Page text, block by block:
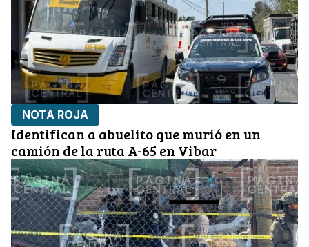
NOTA ROJA
Identifican a abuelito que murió en un
camión de la ruta A-65 en Vibar